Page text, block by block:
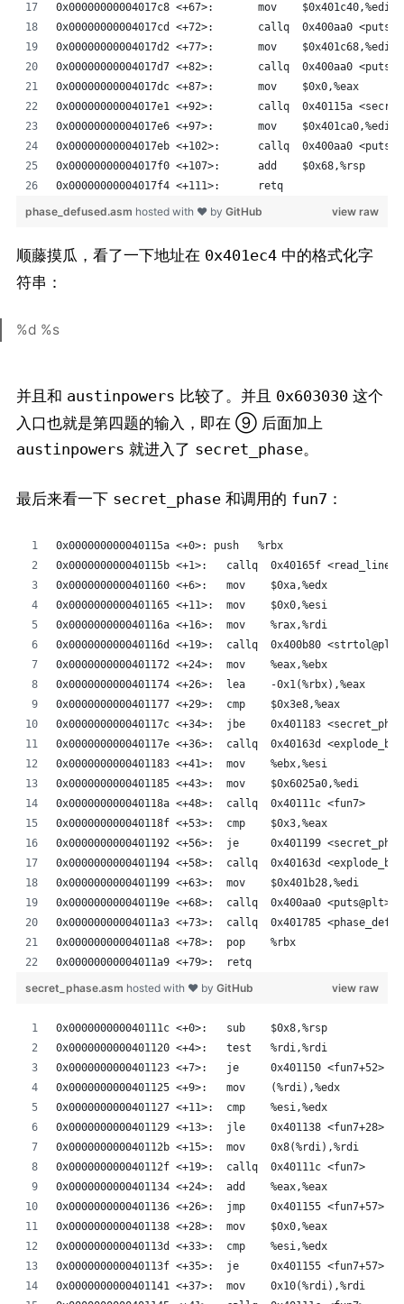
0x00000000004017c8 <+67>:	mov    $0x401c40,%edi
0x00000000004017cd <+72>:	callq  0x400aa0
0x00000000004017d2 <+77>:	mov    $0x401c68,%edi
0x00000000004017d7 <+82>:	callq  0x400aa0
0x00000000004017dc <+87>:	mov    $0x0,%eax
0x00000000004017e1 <+92>:	callq  0x40115a
0x00000000004017e6 <+97>:	mov    $0x401ca0,%edi
0x00000000004017eb <+102>:	callq  0x400aa0
0x00000000004017f0 <+107>:	add    $0x68,%rsp
0x00000000004017f4 <+111>:	retq
view raw
phase_defused.asm hosted with ❤ by GitHub
顺藤摸瓜，看了一下地址在 0x401ec4中的格式化字
符串：
%d %s
并且和 austinpowers 比较了。并且 0x603030这个
入口也就是第四题的输入，即在 ⑨ 后面加上
austinpowers 就进入了 secret_phase。
最后来看一下 secret_phase和调用的 fun7 ：
0x000000000040115a <+0>: push   %rbx
0x000000000040115b <+1>:   callq  0x40165f <read_line>
0x0000000000401160 <+6>:   mov    $0xa,%edx
0x0000000000401165 <+11>:  mov    $0x0,%esi
0x000000000040116a <+16>:  mov    %rax,%rdi
0x000000000040116d <+19>:  callq  0x400b80 <strtol@plt>
0x0000000000401172 <+24>:  mov    %eax,%ebx
0x0000000000401174 <+26>:  lea    -0x1(%rbx),%eax
0x0000000000401177 <+29>:  cmp    $0x3e8,%eax
0x000000000040117c <+34>:  jbe    0x401183
0x000000000040117e <+36>:  callq  0x40163d
0x0000000000401183 <+41>:  mov    %ebx,%esi
0x0000000000401185 <+43>:  mov    $0x6025a0,%edi
0x000000000040118a <+48>:  callq  0x40111c <fun7>
0x000000000040118f <+53>:  cmp    $0x3,%eax
0x0000000000401192 <+56>:  je     0x401199
0x0000000000401194 <+58>:  callq  0x40163d
0x0000000000401199 <+63>:  mov    $0x401b28,%edi
0x000000000040119e <+68>:  callq  0x400aa0 <puts@plt>
0x00000000004011a3 <+73>:  callq  0x401785
0x00000000004011a8 <+78>:  pop    %rbx
0x00000000004011a9 <+79>:  retq
view raw
secret_phase.asm hosted with ❤ by GitHub
0x000000000040111c <+0>:   sub    $0x8,%rsp
0x0000000000401120 <+4>:   test   %rdi,%rdi
0x0000000000401123 <+7>:   je     0x401150 <fun7+52>
0x0000000000401125 <+9>:   mov    (%rdi),%edx
0x0000000000401127 <+11>:  cmp    %esi,%edx
0x0000000000401129 <+13>:  jle    0x401138 <fun7+28>
0x000000000040112b <+15>:  mov    0x8(%rdi),%rdi
0x000000000040112f <+19>:  callq  0x40111c <fun7>
0x0000000000401134 <+24>:  add    %eax,%eax
0x0000000000401136 <+26>:  jmp    0x401155 <fun7+57>
0x0000000000401138 <+28>:  mov    $0x0,%eax
0x000000000040113d <+33>:  cmp    %esi,%edx
0x000000000040113f <+35>:  je     0x401155 <fun7+57>
0x0000000000401141 <+37>:  mov    0x10(%rdi),%rdi